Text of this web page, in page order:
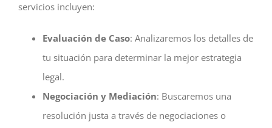
servicios incluyen:
Evaluación de Caso: Analizaremos los detalles de
tu situación para determinar la mejor estrategia
legal.
Negociación y Mediación: Buscaremos una
resolución justa a través de negociaciones o